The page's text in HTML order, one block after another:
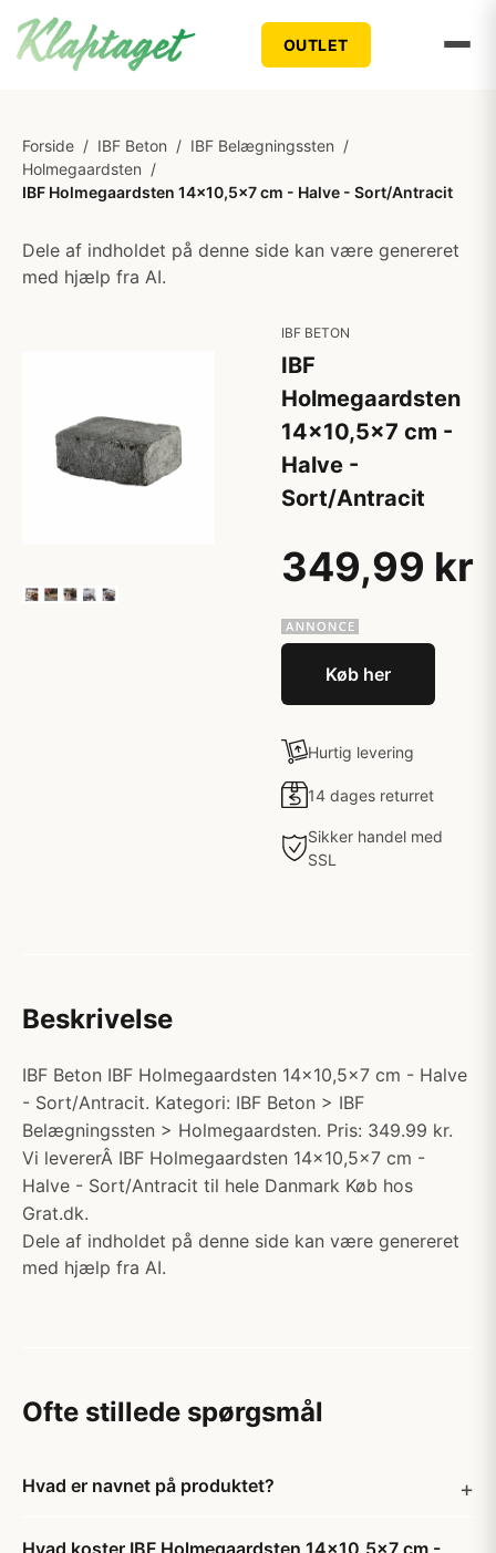
OUTLET
Forside / IBF Beton / IBF Belægningssten /
Holmegaardsten /
IBF Holmegaardsten 14x10,5x7 cm - Halve - Sort/Antracit
Dele af indholdet på denne side kan være genereret
med hjælp fra AI.
IBF BETON
IBF
Holmegaardsten
14x10,5x7 cm -
Halve -
Sort/Antracit
349,99 kr
Køb her
Hurtig levering
14 dages returret
Sikker handel med
SSL
Beskrivelse
IBF Beton IBF Holmegaardsten 14x10,5x7 cm - Halve
- Sort/Antracit. Kategori: IBF Beton > IBF
Belægningssten > Holmegaardsten. Pris: 349.99 kr.
Vi levererÂ IBF Holmegaardsten 14x10,5x7 cm -
Halve - Sort/Antracit til hele Danmark Køb hos
Grat.dk.
Dele af indholdet på denne side kan være genereret
med hjælp fra AI.
Ofte stillede spørgsmål
Hvad er navnet på produktet?
Hvad koster IBF Holmegaardsten 14x10,5x7 cm -